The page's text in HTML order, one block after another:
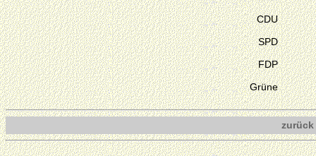
CDU
SPD
FDP
Grüne
zurück